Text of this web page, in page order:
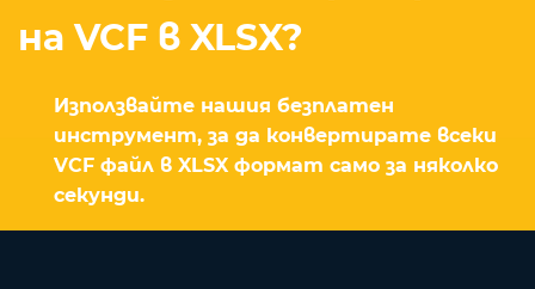
на VCF в XLSX?
Използвайте нашия безплатен
инструмент, за да конвертирате всеки
VCF файл в XLSX формат само за няколко
секунди.